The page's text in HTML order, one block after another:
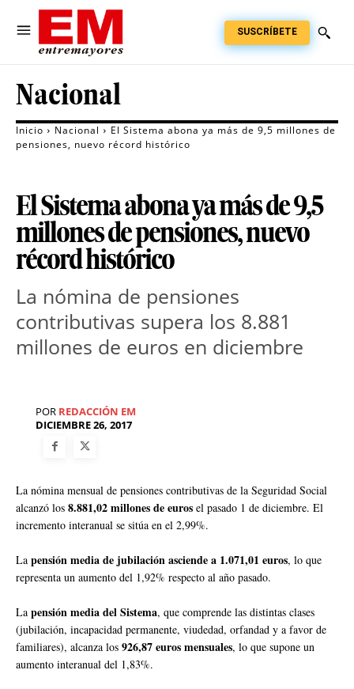
SUSCRÍBETE
Nacional
Inicio Nacional
El Sistema abona ya más de 9,5 millones de
pensiones, nuevo récord histórico
El Sistema abona ya más de 9,5
millones de pensiones, nuevo
récord histórico
La nómina de pensiones
contributivas supera los 8.881
millones de euros en diciembre
POR REDACCIÓN EM
DICIEMBRE 26, 2017
La nómina mensual de pensiones contributivas de la Seguridad Social
alcanzó los 8.881,02 millones de euros el pasado 1 de diciembre. El
incremento interanual se sitúa en el 2,99%.
La pensión media de jubilación asciende a 1.071,01 euros, lo que
representa un aumento del 1,92% respecto al año pasado.
La pensión media del Sistema, que comprende las distintas clases
(jubilación, incapacidad permanente, viudedad, orfandad y a favor de
familiares), alcanza los 926,87 euros mensuales, lo que supone un
aumento interanual del 1,83%.